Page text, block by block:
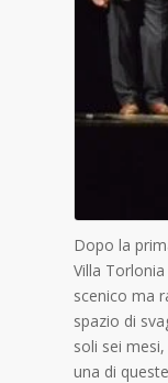
Dopo la
Villa
scenico ma
spazio di
soli sei
una di